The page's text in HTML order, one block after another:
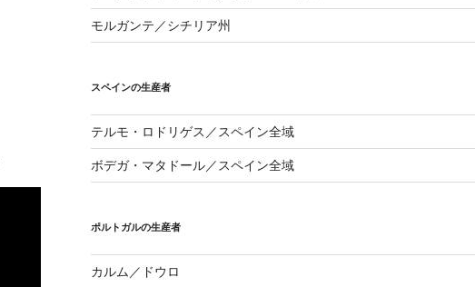
モルガンテ／シチリア州
スペインの生産者
テルモ・ロドリゲス／スペイン全域
ボデガ・マタドール／スペイン全域
ポルトガルの生産者
カルム／ドウロ